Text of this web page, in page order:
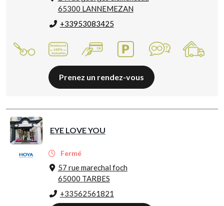
65300 LANNEMEZAN
+33953083425
Prenez un rendez-vous
EYE LOVE YOU
Fermé
57 rue marechal foch
65000 TARBES
+33562561821